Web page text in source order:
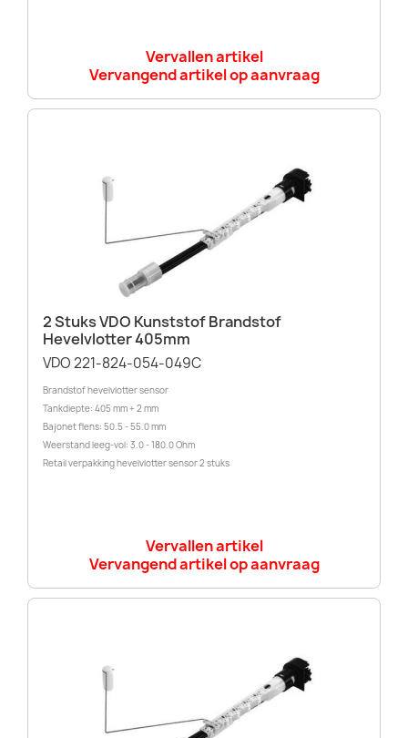
Vervallen artikel
Vervangend artikel op aanvraag
2 Stuks VDO Kunststof Brandstof
Hevelvlotter 405mm
VDO 221-824-054-049C
Brandstof hevelvlotter sensor
Tankdiepte: 405 mm + 2 mm
Bajonet flens: 50.5 - 55.0 mm
Weerstand leeg-vol: 3.0 - 180.0 Ohm
Retail verpakking hevelvlotter sensor 2 stuks
Vervallen artikel
Vervangend artikel op aanvraag